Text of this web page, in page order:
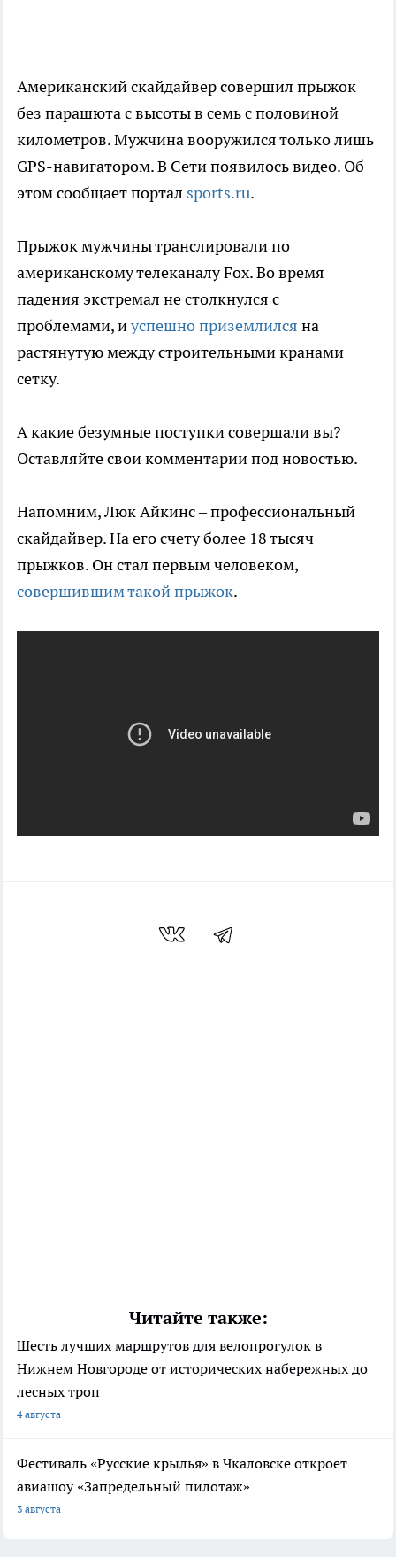
Американский скайдайвер совершил прыжок
без парашюта с высоты в семь с половиной
километров. Мужчина вооружился только лишь
GPS-навигатором. В Сети появилось видео. Об
этом сообщает портал sports.ru.
Прыжок мужчины транслировали по
американскому телеканалу Fox. Во время
падения экстремал не столкнулся с
проблемами, иуспешно приземлился на
растянутую между строительными кранами
сетку.
А какие безумные поступки совершали вы?
Оставляйте свои комментарии под новостью.
Напомним, Люк Айкинс – профессиональный
скайдайвер. На его счету более 18 тысяч
прыжков. Он стал первым человеком,
совершившим такой прыжок.
Читайте также:
Шесть лучших маршрутов для велопрогулок в
Нижнем Новгороде от исторических набережных до
лесных троп
4 августа
Фестиваль «Русские крылья» в Чкаловске откроет
авиашоу «Запредельный пилотаж»
3 августа